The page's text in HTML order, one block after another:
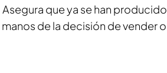
Asegura que ya se han producido
de la decisión de vender o